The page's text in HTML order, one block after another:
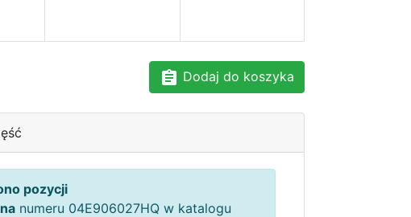
Dodaj do koszyka
pozycji
na numeru 04E906027HQ w katalogu